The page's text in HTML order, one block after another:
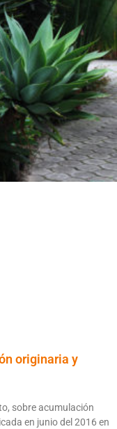
originaria y
sobre acumulación
en junio del 2016 en